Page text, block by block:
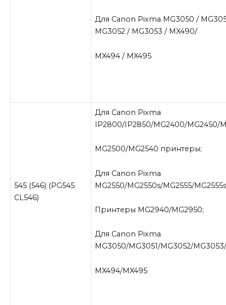
Для Canon Pixma MG3050 /
MG3052 / MG3053 / MX490/
MX494 / MX495
545 (546) (PG545
CL546)
Для Canon Pixma
IP2800/IP2850/MG2400/MG2450/
MG2500/MG2540 принтеры;
Для Canon Pixma
MG2550/MG2550s/MG2555/
Принтеры MG2940/MG2950;
Для Canon Pixma
MG3050/MG3051/MG3052/
MX494/MX495